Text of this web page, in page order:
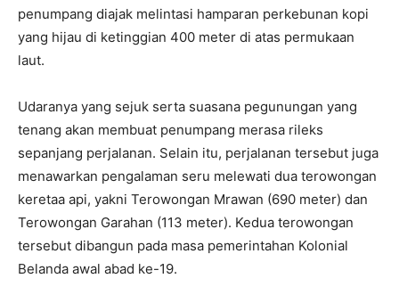
penumpang diajak melintasi hamparan perkebunan kopi
yang hijau di ketinggian 400 meter di atas permukaan
laut.
Udaranya yang sejuk serta suasana pegunungan yang
tenang akan membuat penumpang merasa rileks
sepanjang perjalanan. Selain itu, perjalanan tersebut juga
menawarkan pengalaman seru melewati dua terowongan
keretaa api, yakni Terowongan Mrawan (690 meter) dan
Terowongan Garahan (113 meter). Kedua terowongan
tersebut dibangun pada masa pemerintahan Kolonial
Belanda awal abad ke-19.